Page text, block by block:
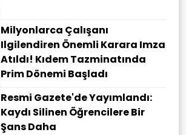
Milyonlarca Çalışanı
Ilgilendiren Önemli Karara Imza
Atıldı! Kıdem Tazminatında
Prim Dönemi Başladı
Resmi Gazete'de Yayımlandı:
Kaydı Silinen Öğrencilere Bir
Şans Daha